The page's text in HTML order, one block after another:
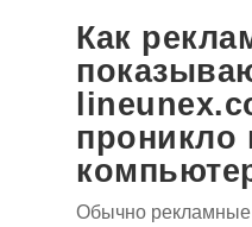
Как
проникло
Обычно